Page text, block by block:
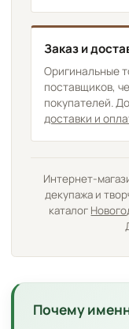
Заказ и
Оригинальные
поставщиков,
покупателей.
доставки и
Интернет-
декупажа и
каталог
Почему